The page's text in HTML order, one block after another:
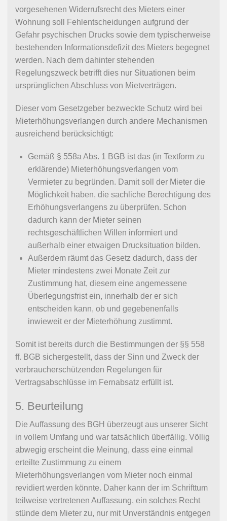
vorgesehenen Widerrufsrecht des Mieters einer
Wohnung soll Fehlentscheidungen aufgrund der
Gefahr psychischen Drucks sowie dem typischerweise
bestehenden Informationsdefizit des Mieters begegnet
werden. Nach dem dahinter stehenden
Regelungszweck betrifft dies nur Situationen beim
ursprünglichen Abschluss von Mietverträgen.
Dieser vom Gesetzgeber bezweckte Schutz wird bei
Mieterhöhungsverlangen durch andere Mechanismen
ausreichend berücksichtigt:
Gemäß § 558a Abs. 1 BGB ist das (in Textform zu
erklärende) Mieterhöhungsverlangen vom
Vermieter zu begründen. Damit soll der Mieter die
Möglichkeit haben, die sachliche Berechtigung des
Erhöhungsverlangens zu überprüfen. Schon
dadurch kann der Mieter seinen
rechtsgeschäftlichen Willen informiert und
außerhalb einer etwaigen Drucksituation bilden.
Außerdem räumt das Gesetz dadurch, dass der
Mieter mindestens zwei Monate Zeit zur
Zustimmung hat, diesem eine angemessene
Überlegungsfrist ein, innerhalb der er sich
entscheiden kann, ob und gegebenenfalls
inwieweit er der Mieterhöhung zustimmt.
Somit ist bereits durch die Bestimmungen der §§ 558
ff. BGB sichergestellt, dass der Sinn und Zweck der
verbraucherschützenden Regelungen für
Vertragsabschlüsse im Fernabsatz erfüllt ist.
5. Beurteilung
Die Auffassung des BGH überzeugt aus unserer Sicht
in vollem Umfang und war tatsächlich überfällig. Völlig
abwegig erscheint die Meinung, dass eine einmal
erteilte Zustimmung zu einem
Mieterhöhungsverlangen vom Mieter noch einmal
revidiert werden könnte. Daher kann der im Schrifttum
teilweise vertretenen Auffassung, ein solches Recht
stünde dem Mieter zu, nur mit Unverständnis entgegen